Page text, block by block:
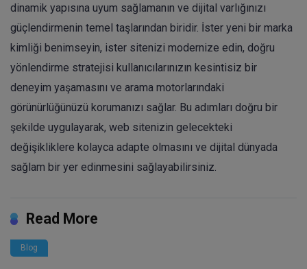
dinamik yapısına uyum sağlamanın ve dijital varlığınızı
güçlendirmenin temel taşlarından biridir. İster yeni bir marka
kimliği benimseyin, ister sitenizi modernize edin, doğru
yönlendirme stratejisi kullanıcılarınızın kesintisiz bir
deneyim yaşamasını ve arama motorlarındaki
görünürlüğünüzü korumanızı sağlar. Bu adımları doğru bir
şekilde uygulayarak, web sitenizin gelecekteki
değişikliklere kolayca adapte olmasını ve dijital dünyada
sağlam bir yer edinmesini sağlayabilirsiniz.
Read More
Blog